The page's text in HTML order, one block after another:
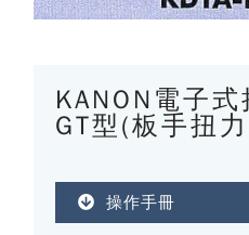
KANON電子
GT型(板手扭
操作手冊